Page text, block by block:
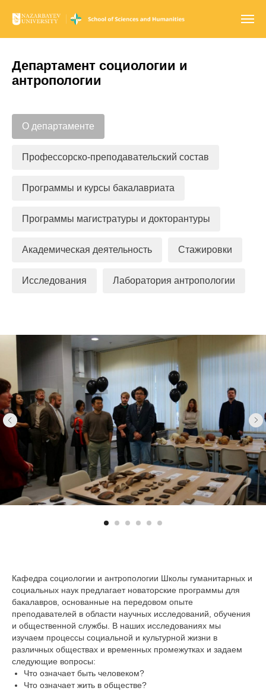
Департамент социологии и
антропологии
О департаменте
Профессорско-преподавательский состав
Программы и курсы бакалавриата
Программы магистратуры и докторантуры
Академическая деятельность Стажировки
Исследования Лаборатория антропологии
Кафедра социологии и антропологии Школы гуманитарных и
социальных наук предлагает новаторские программы для
бакалавров, основанные на передовом опыте
преподавателей в области научных исследований, обучения
и общественной службы. В наших исследованиях мы
изучаем процессы социальной и культурной жизни в
различных обществах и временных промежутках и задаем
следующие вопросы:
Что означает быть человеком?
Что означает жить в обществе?